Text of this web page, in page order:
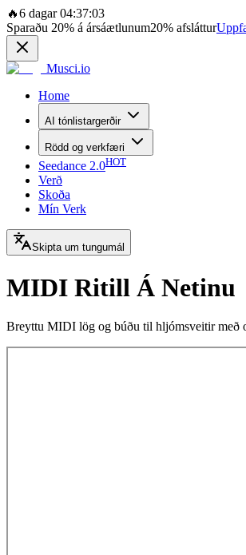
🔥6 dagar 04:37:03
Sparaðu 20% á ársáætlunum20% afsláttur
Musci.io
Home
AI tónlistargerðir
Rödd og verkfæri
Seedance 2.0HOT
Verð
Skoða
Mín Verk
Skipta um tungumál
MIDI Ritill Á Netinu
Breyttu MIDI lög og búðu til hljómsveitir með